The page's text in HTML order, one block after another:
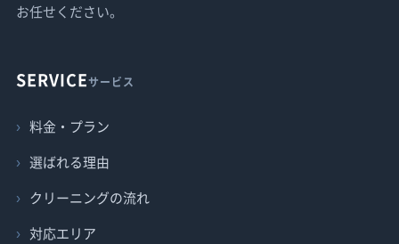
お任せください。
SERVICEサービス
料金・プラン
選ばれる理由
クリーニングの流れ
対応エリア